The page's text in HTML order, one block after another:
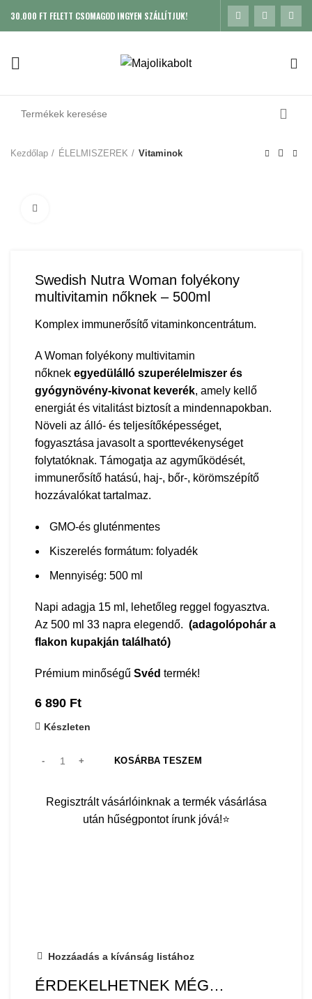
30.000 FT FELETT CSOMAGOD INGYEN SZÁLLÍTJUK!
Kezdőlap ÉLELMISZEREK Vitaminok
Swedish Nutra Woman folyékony
multivitamin nőknek – 500ml
Komplex immunerősítő vitaminkoncentrátum.
A Woman folyékony multivitamin
nőknek egyedülálló szuperélelmiszer és
gyógynövény-kivonat keverék, amely kellő
energiát és vitalitást biztosít a mindennapokban.
Növeli az álló- és teljesítőképességet,
fogyasztása javasolt a sporttevékenységet
folytatóknak. Támogatja az agyműködését,
immunerősítő hatású, haj-, bőr-, körömszépítő
hozzávalókat tartalmaz.
GMO-és gluténmentes
Kiszerelés formátum: folyadék
Mennyiség: 500 ml
Napi adagja 15 ml, lehetőleg reggel fogyasztva.
Az 500 ml 33 napra elegendő. (adagolópohár a
flakon kupakján található)
Prémium minőségű Svéd termék!
6 890 Ft
Készleten
KOSÁRBA TESZEM
Regisztrált vásárlóinknak a termék vásárlása
után hűségpontot írunk jóvá!⭐
Hozzáadás a kívánság listához
ÉRDEKELHETNEK MÉG…